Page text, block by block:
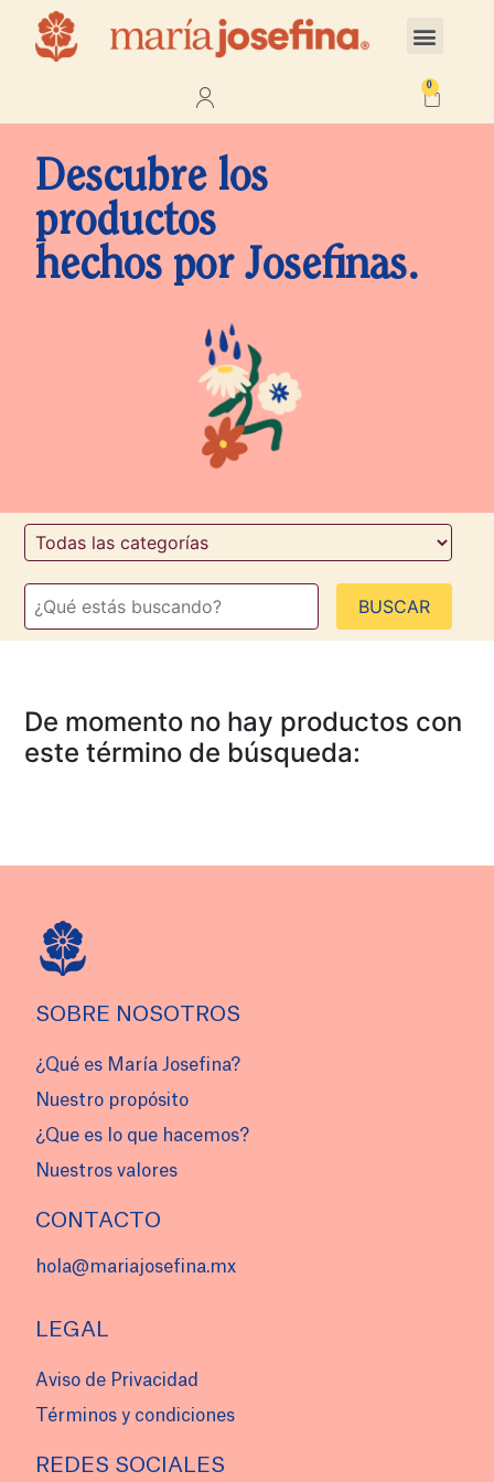
0
Descubre los
productos
hechos por Josefinas.
De momento no hay productos con
este término de búsqueda:
SOBRE NOSOTROS
¿Qué es María Josefina?
Nuestro propósito
¿Que es lo que hacemos?
Nuestros valores
CONTACTO
hola@mariajosefina.mx
LEGAL
Aviso de Privacidad
Términos y condiciones
REDES SOCIALES